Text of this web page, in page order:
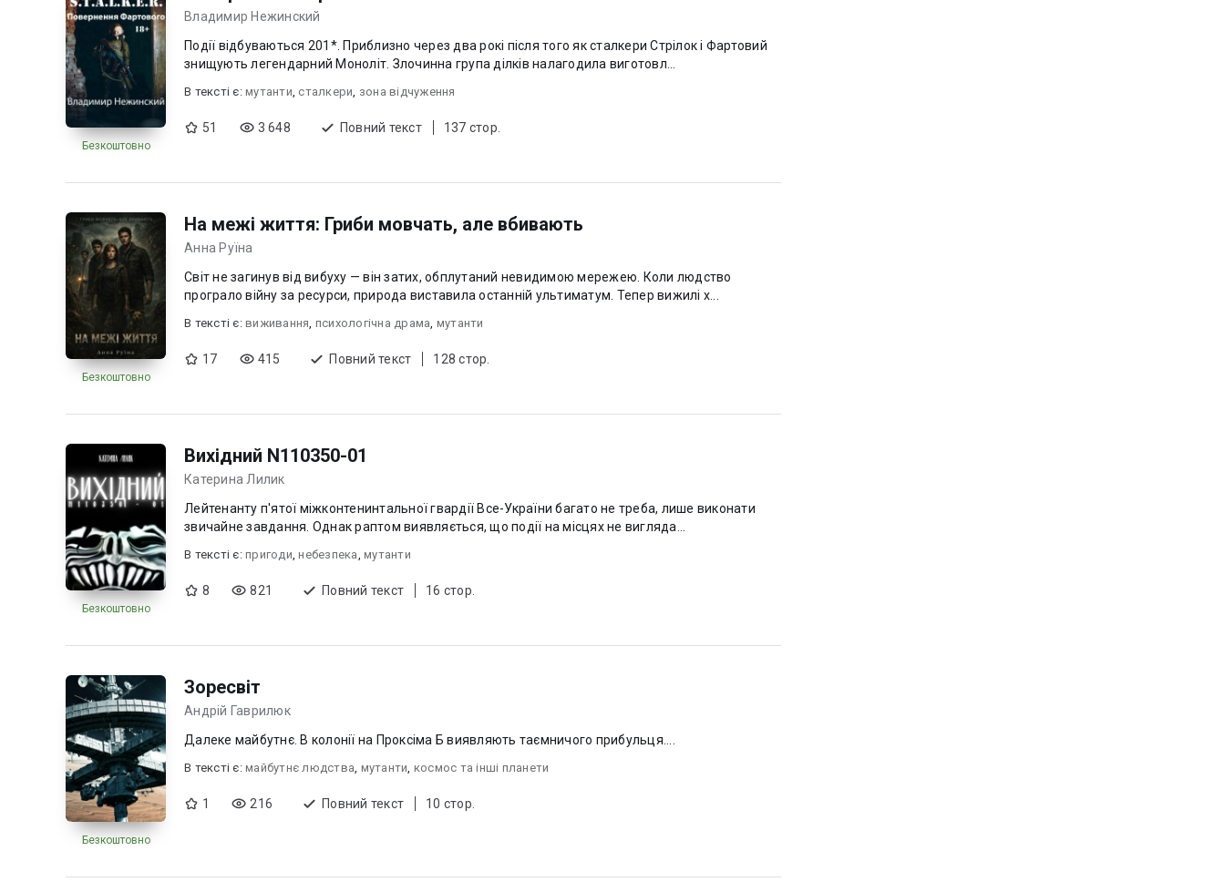
Безкоштовно
Владимир Нежинский
Події відбуваються 201*. Приблизно через два рокі після того як сталкери Стрілок і Фартовий
знищують легендарний Моноліт. Злочинна група ділків налагодила виготовл...
В текcті є: мутанти, сталкери, зона відчуження
51 3 648 Повний текст 137 стор.
Безкоштовно
На межі життя: Гриби мовчать, але вбивають
Анна Руїна
Світ не загинув від вибуху — він затих, обплутаний невидимою мережею. Коли людство
програло війну за ресурси, природа виставила останній ультиматум. Тепер вижилі х...
В текcті є: виживання, психологічна драма, мутанти
17 415 Повний текст 128 стор.
Безкоштовно
Вихідний N110350-01
Катерина Лилик
Лейтенанту п'ятої міжконтенинтальної гвардії Все-України багато не треба, лише виконати
звичайне завдання. Однак раптом виявляється, що події на місцях не вигляда...
В текcті є: пригоди,небезпека, мутанти
8 821 Повний текст 16 стор.
Безкоштовно
Зоресвіт
Андрій Гаврилюк
Далеке майбутнє. В колонії на Проксіма Б виявляють таємничого прибульця....
В текcті є: майбутнє людства, мутанти, космос та інші планети
1 216 Повний текст 10 стор.